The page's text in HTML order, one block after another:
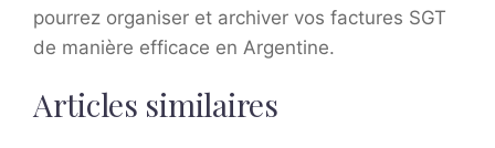
pourrez organiser et archiver vos factures SGT
de manière efficace en Argentine.
Articles similaires